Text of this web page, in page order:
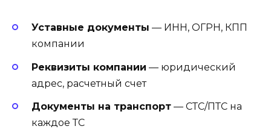
Уставные документы — ИНН, ОГРН, КПП
компании
Реквизиты компании — юридический
адрес, расчетный счет
Документы на транспорт — СТС/ПТС на
каждое ТС